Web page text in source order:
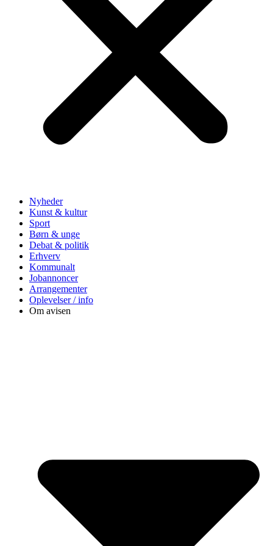
Nyheder
Kunst & kultur
Sport
Børn & unge
Debat & politik
Erhverv
Kommunalt
Jobannoncer
Arrangementer
Oplevelser / info
Om avisen